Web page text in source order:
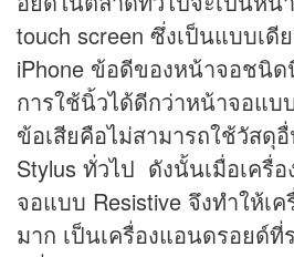
touch screen ซึ่งเป็นแบบเ
iPhone ข้อดีของหน้าจอชนิ
การใช้นิ้วได้ดีกว่าหน้าจอแบ
ข้อเสียคือไม่สามารถใช้วัส
Stylus ทั่วไป ดังนั้นเมื่อเครื่
จอแบบ Resistive จึงทำให้เ
มาก เป็นเครื่องแอนดรอยด์